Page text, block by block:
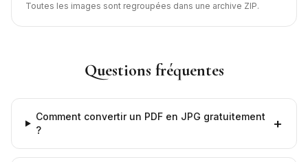
Toutes les images sont regroupées dans une archive ZIP.
Questions fréquentes
Comment convertir un PDF en JPG gratuitement
?
+